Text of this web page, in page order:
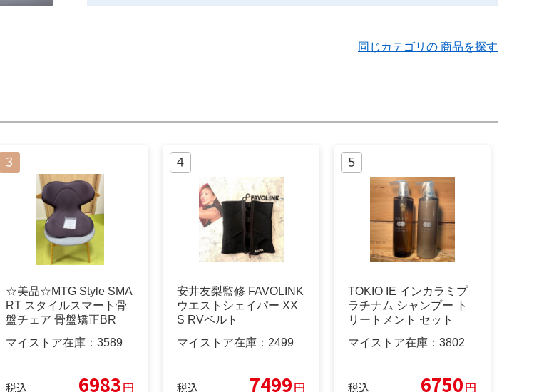
同じカテゴリの 商品を探す
☆美品☆MTG Style SMA
RT スタイルスマート骨
盤チェア 骨盤矯正BR
マイストア在庫： 3589
税込 6983円
安井友梨監修 FAVOLINK
ウエストシェイパー XX
S RVベルト
マイストア在庫： 2499
税込 7499円
TOKIO IE インカラミプ
ラチナム シャンプー ト
リートメント セット
マイストア在庫： 3802
税込 6750円